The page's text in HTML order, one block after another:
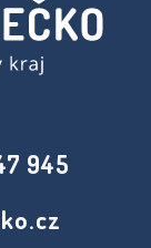
945